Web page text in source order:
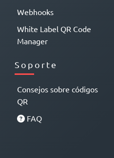
Webhooks
White Label QR Code
Manager
Soporte
Consejos sobre códigos
QR
FAQ